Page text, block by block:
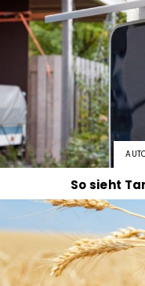
So sieht